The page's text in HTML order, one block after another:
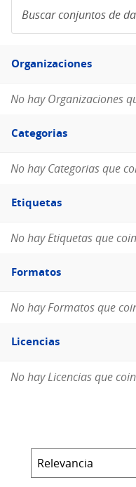
conjuntos
de
Filtro
Organizaciones
Organizaciones
No hay Organizaciones
Filtro
Categorias
Categorias
No hay Categorias que
Filtro
Etiquetas
Etiquetas
No hay Etiquetas que
Filtro
Formatos
Formatos
No hay Formatos que
Filtro
Licencias
Licencias
No hay Licencias que